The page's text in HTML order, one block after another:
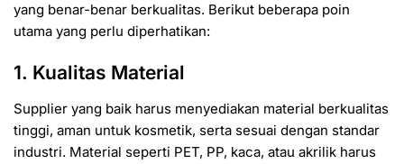
yang benar-benar berkualitas. Berikut beberapa poin
utama yang perlu diperhatikan:
1. Kualitas Material
Supplier yang baik harus menyediakan material berkualitas
tinggi, aman untuk kosmetik, serta sesuai dengan standar
industri. Material seperti PET, PP, kaca, atau akrilik harus